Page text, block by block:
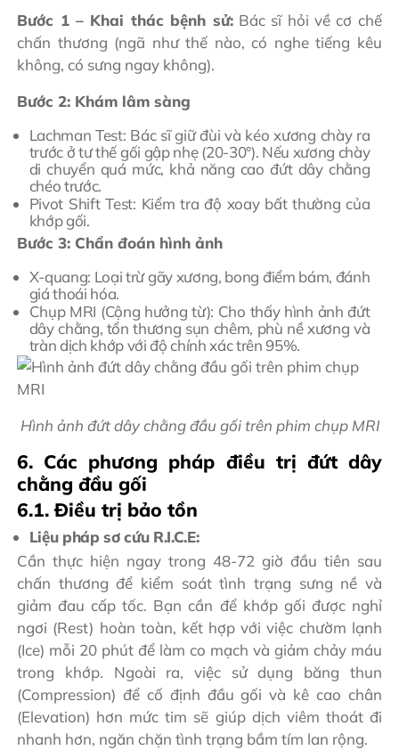
Bước 1 – Khai thác bệnh sử:Bác sĩ hỏi về cơ chế
chấn thương (ngã như thế nào, có nghe tiếng kêu
không, có sưng ngay không).
Bước 2: Khám lâm sàng
Lachman Test: Bác sĩ giữ đùi và kéo xương chày ra
trước ở tư thế gối gập nhẹ (20-30°). Nếu xương chày
di chuyển quá mức, khả năng cao đứt dây chằng
chéo trước.
Pivot Shift Test: Kiểm tra độ xoay bất thường của
khớp gối.
Bước 3: Chẩn đoán hình ảnh
X-quang: Loại trừ gãy xương, bong điểm bám, đánh
giá thoái hóa.
Chụp MRI (Cộng hưởng từ): Cho thấy hình ảnh đứt
dây chằng, tổn thương sụn chêm, phù nề xương và
tràn dịch khớp với độ chính xác trên 95%.
Hình ảnh đứt dây chằng đầu gối trên phim chụp MRI
6. Các phương pháp điều trị đứt dây
chằng đầu gối
6.1. Điều trị bảo tồn
Liệu pháp sơ cứu R.I.C.E:
Cần thực hiện ngay trong 48-72 giờ đầu tiên sau
chấn thương để kiểm soát tình trạng sưng nề và
giảm đau cấp tốc. Bạn cần để khớp gối được nghỉ
ngơi (Rest) hoàn toàn, kết hợp với việc chườm lạnh
(Ice) mỗi 20 phút để làm co mạch và giảm chảy máu
trong khớp. Ngoài ra, việc sử dụng băng thun
(Compression) để cố định đầu gối và kê cao chân
(Elevation) hơn mức tim sẽ giúp dịch viêm thoát đi
nhanh hơn, ngăn chặn tình trạng bầm tím lan rộng.